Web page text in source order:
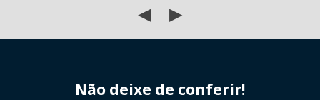
◀ ▶
Não deixe de conferir!